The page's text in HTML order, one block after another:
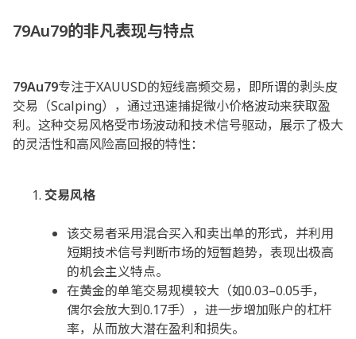
79Au79的非凡表现与特点
79Au79专注于XAUUSD的短线高频交易，即所谓的剥头皮
交易（Scalping），通过迅速捕捉微小价格波动来获取盈
利。这种交易风格受市场波动和技术信号驱动，展示了极大
的灵活性和高风险高回报的特性：
交易风格
该交易者采用混合买入和卖出单的形式，并利用
短期技术信号判断市场的短暂趋势，表现出极高
的机会主义特点。
在黄金的单笔交易规模较大（如0.03–0.05手，
偶尔会放大到0.17手），进一步增加账户的杠杆
率，从而放大潜在盈利和损失。